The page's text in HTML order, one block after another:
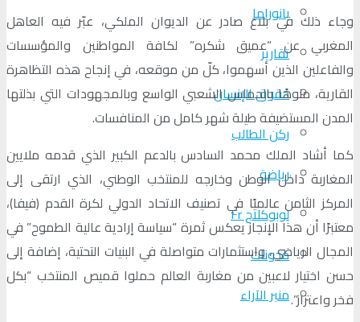
بانوراما
تقارير
حقوق الإنسان
ركن الطالب
رياضة
لوبوكلاج Fr
مدونات
منبر الآراء
وجاء ذلك في بلاغ صادر عن الديوان الملكي، عبّر فيه العاهل
المغربي عن “عميق شكره” لكافة المواطنين والمؤسسات
والفاعلين الذين أسهموا، كلّ من موقعه، في إنجاح هذه التظاهرة
القارية، منوهًا بالحماس الشعبي الواسع وبالمجهودات التي بذلتها
المدن المستضيفة طيلة شهر كامل من المنافسات.
كما أشاد الملك محمد السادس بالدعم الكبير الذي قدمه ملايين
المغاربة داخل الوطن وخارجه للمنتخب الوطني، الذي ارتقى إلى
المركز الثامن عالميًا في تصنيف الاتحاد الدولي لكرة القدم (فيفا)،
معتبرًا أن هذا الإنجاز يعكس ثمرة “سياسة إرادية عالية الطموح” في
المجال الرياضي، واستثمارات متواصلة في البنيات التحتية، إضافة إلى
حسن اختيار لاعبين من مغاربة العالم حملوا قميص المنتخب “بكل
فخر واعتزاز”.